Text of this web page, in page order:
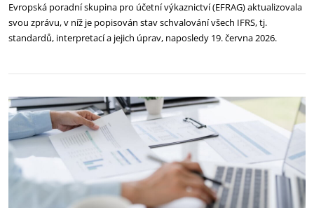
Evropská poradní skupina pro účetní výkaznictví (EFRAG) aktualizovala
svou zprávu, v níž je popisován stav schvalování všech IFRS, tj.
standardů, interpretací a jejich úprav, naposledy 19. června 2026.